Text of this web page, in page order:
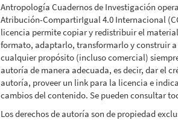
Antropología Cuadernos de Investigación
Atribución-CompartirIgual 4.0 Internacional
licencia permite copiar y redistribuir el
formato, adaptarlo, transformarlo y construir
cualquier propósito (incluso comercial)
autoría de manera adecuada, es decir, dar el
autoría, proveer un link para la licencia e
cambios del contenido. Se pueden consultar
Los derechos de autoría son de propiedad